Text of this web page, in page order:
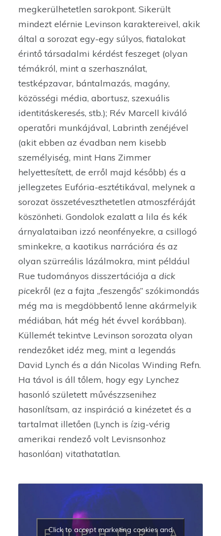
megkerülhetetlen sarokpont. Sikerült
mindezt elérnie Levinson karaktereivel, akik
által a sorozat egy-egy súlyos, fiatalokat
érintő társadalmi kérdést feszeget (olyan
témákról, mint a szerhasználat,
testképzavar, bántalmazás, magány,
közösségi média, abortusz, szexuális
identitáskeresés, stb.); Rév Marcell kiváló
operatőri munkájával, Labrinth zenéjével
(akit ebben az évadban nem kisebb
személyiség, mint Hans Zimmer
helyettesített, de erről majd később) és a
jellegzetes Eufória-esztétikával, melynek a
sorozat összetéveszthetetlen atmoszféráját
köszönheti. Gondolok ezalatt a lila és kék
árnyalataiban izzó neonfényekre, a csillogó
sminkekre, a kaotikus narrációra és az
olyan szürreális lázálmokra, mint például
Rue tudományos disszertációja a dick
picekről (ez a fajta „feszengős” szókimondás
még ma is megdöbbentő lenne akármelyik
médiában, hát még hét évvel korábban).
Küllemét tekintve Levinson sorozata olyan
rendezőket idéz meg, mint a legendás
David Lynch és a dán Nicolas Winding Refn.
Ha távol is áll tőlem, hogy egy Lynchez
hasonló született művészzsenihez
hasonlítsam, az inspiráció a kinézetet és a
tartalmat illetően (Lynch is ízig-vérig
amerikai rendező volt Levisnsonhoz
hasonlóan) vitathatatlan.
Click to accept marketing cookies and